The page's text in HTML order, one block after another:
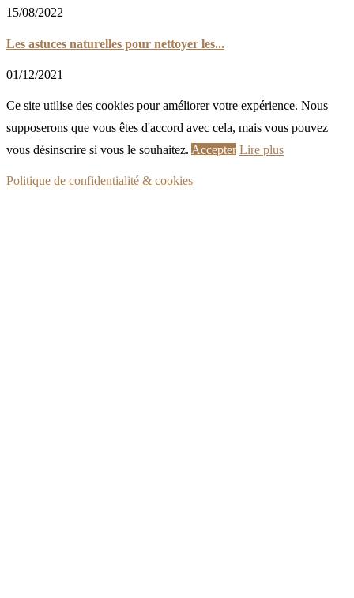
15/08/2022
Les astuces naturelles pour nettoyer les...
01/12/2021
Ce site utilise des cookies pour améliorer votre expérience. Nous
supposerons que vous êtes d'accord avec cela, mais vous pouvez
vous désinscrire si vous le souhaitez. Accepter Lire plus
Politique de confidentialité & cookies